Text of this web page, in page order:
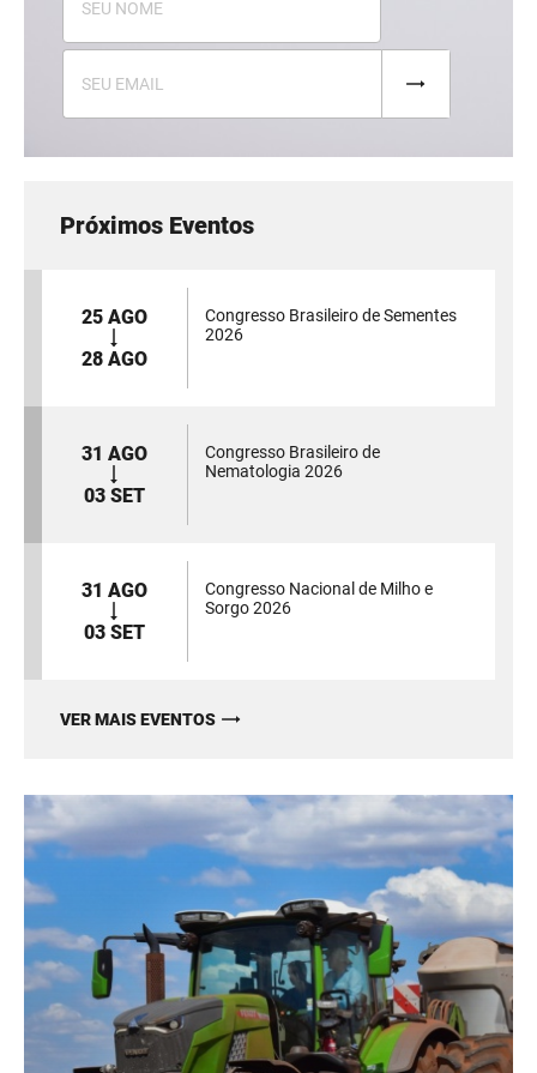
Próximos Eventos
25 AGO
28 AGO
Congresso Brasileiro de Sementes
2026
31 AGO
03 SET
Congresso Brasileiro de
Nematologia 2026
31 AGO
03 SET
Congresso Nacional de Milho e
Sorgo 2026
VER MAIS EVENTOS